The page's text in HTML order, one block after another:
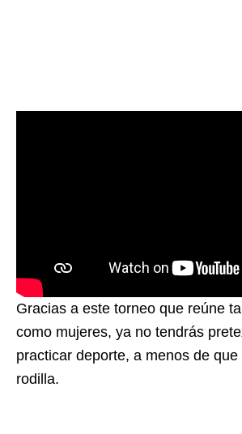
Gracias a este torneo que reúne
como mujeres, ya no tendrás
practicar deporte, a menos de
rodilla.